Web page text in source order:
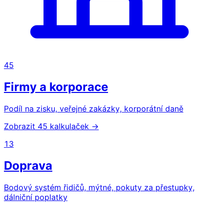
45
Firmy a korporace
Podíl na zisku, veřejné zakázky, korporátní daně
Zobrazit 45 kalkulaček →
13
Doprava
Bodový systém řidičů, mýtné, pokuty za přestupky,
dálniční poplatky